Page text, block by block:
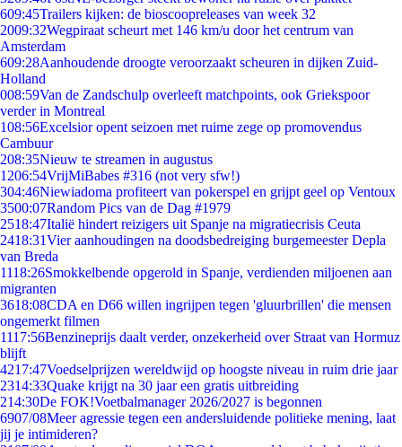
609:45Trailers kijken: de bioscoopreleases van week 32
2009:32Wegpiraat scheurt met 146 km/u door het centrum van
Amsterdam
609:28Aanhoudende droogte veroorzaakt scheuren in dijken Zuid-
Holland
008:59Van de Zandschulp overleeft matchpoints, ook Griekspoor
verder in Montreal
108:56Excelsior opent seizoen met ruime zege op promovendus
Cambuur
208:35Nieuw te streamen in augustus
1206:54VrijMiBabes #316 (not very sfw!)
304:46Niewiadoma profiteert van pokerspel en grijpt geel op Ventoux
3500:07Random Pics van de Dag #1979
2518:47Italië hindert reizigers uit Spanje na migratiecrisis Ceuta
2418:31Vier aanhoudingen na doodsbedreiging burgemeester Depla
van Breda
1118:26Smokkelbende opgerold in Spanje, verdienden miljoenen aan
migranten
3618:08CDA en D66 willen ingrijpen tegen 'gluurbrillen' die mensen
ongemerkt filmen
1117:56Benzineprijs daalt verder, onzekerheid over Straat van Hormuz
blijft
4217:47Voedselprijzen wereldwijd op hoogste niveau in ruim drie jaar
2314:33Quake krijgt na 30 jaar een gratis uitbreiding
214:30De FOK!Voetbalmanager 2026/2027 is begonnen
6907/08Meer agressie tegen een andersluidende politieke mening, laat
jij je intimideren?